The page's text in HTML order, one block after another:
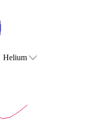
Helium